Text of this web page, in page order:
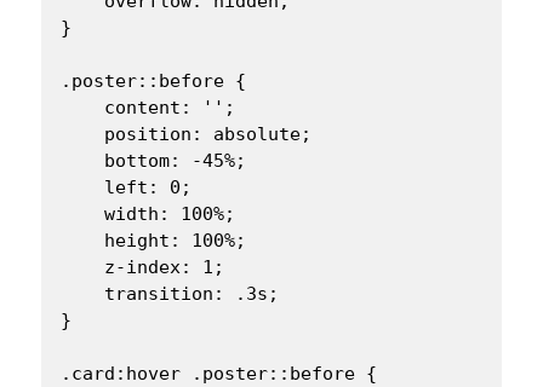
}
.poster::before {
    content: '';
    position: absolute;
    bottom: -45%;
    left: 0;
    width: 100%;
    height: 100%;
    z-index: 1;
    transition: .3s;
}
.card:hover .poster::before {